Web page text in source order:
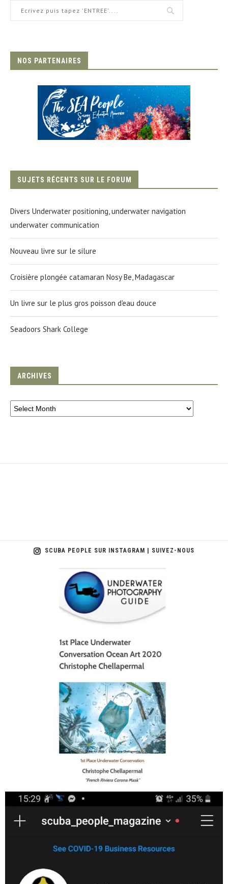
NOS PARTENAIRES
SUJETS RÉCENTS SUR LE FORUM
Divers Underwater positioning, underwater navigation
underwater communication
Nouveau livre sur le silure
Croisière plongée catamaran Nosy Be, Madagascar
Un livre sur le plus gros poisson d'eau douce
Seadoors Shark College
ARCHIVES
SCUBA PEOPLE SUR INSTAGRAM | SUIVEZ-NOUS
scuba_people_magazine
scuba_people_magazine